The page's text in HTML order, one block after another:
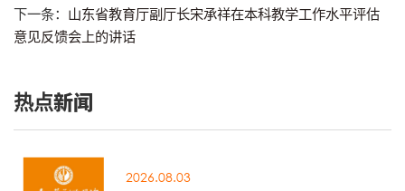
下一条： 山东省教育厅副厅长宋承祥在本科教学工作水平评估
意见反馈会上的讲话
热点新闻
2026.08.03